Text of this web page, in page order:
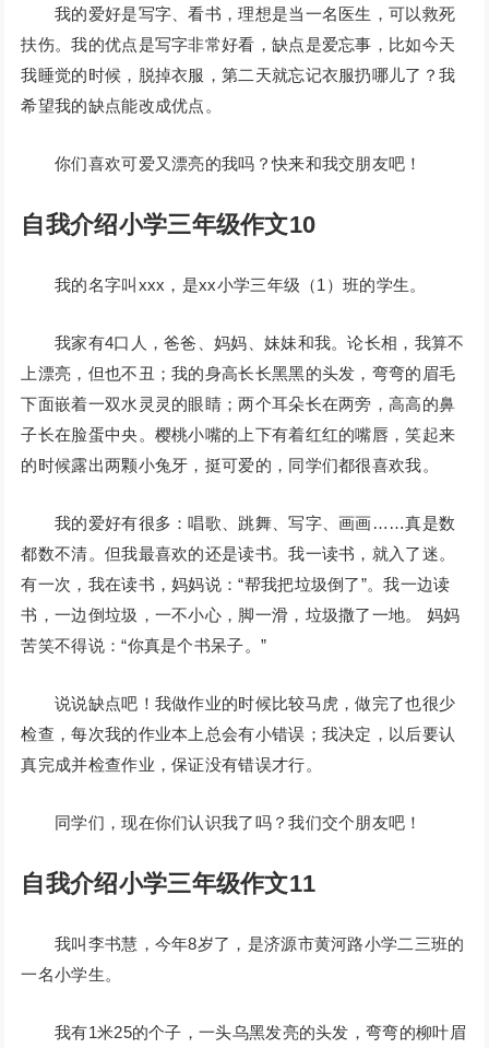
我的爱好是写字、看书，理想是当一名医生，可以救死
扶伤。我的优点是写字非常好看，缺点是爱忘事，比如今天
我睡觉的时候，脱掉衣服，第二天就忘记衣服扔哪儿了？我
希望我的缺点能改成优点。
你们喜欢可爱又漂亮的我吗？快来和我交朋友吧！
自我介绍小学三年级作文10
我的名字叫xxx，是xx小学三年级（1）班的学生。
我家有4口人，爸爸、妈妈、妹妹和我。论长相，我算不
上漂亮，但也不丑；我的身高长长黑黑的头发，弯弯的眉毛
下面嵌着一双水灵灵的眼睛；两个耳朵长在两旁，高高的鼻
子长在脸蛋中央。樱桃小嘴的上下有着红红的嘴唇，笑起来
的时候露出两颗小兔牙，挺可爱的，同学们都很喜欢我。
我的爱好有很多：唱歌、跳舞、写字、画画……真是数
都数不清。但我最喜欢的还是读书。我一读书，就入了迷。
有一次，我在读书，妈妈说：“帮我把垃圾倒了”。我一边读
书，一边倒垃圾，一不小心，脚一滑，垃圾撒了一地。 妈妈
苦笑不得说：“你真是个书呆子。”
说说缺点吧！我做作业的时候比较马虎，做完了也很少
检查，每次我的作业本上总会有小错误；我决定，以后要认
真完成并检查作业，保证没有错误才行。
同学们，现在你们认识我了吗？我们交个朋友吧！
自我介绍小学三年级作文11
我叫李书慧，今年8岁了，是济源市黄河路小学二三班的
一名小学生。
我有1米25的个子，一头乌黑发亮的头发，弯弯的柳叶眉